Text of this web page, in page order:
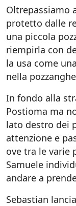
Oltrepassiamo
protetto dalle
una piccola
riempirla con
la usa come
nella
In fondo alla
Postioma ma
lato destro dei
attenzione e
ove tra le varie
Samuele
andare a
Sebastian